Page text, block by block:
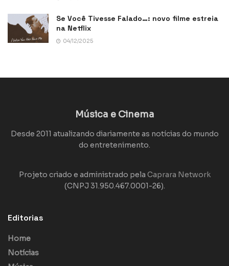
Se Você Tivesse Falado…: novo filme estreia
na Netflix
04/12/2025
Música e Cinema
Desde 2011 atualizando diariamente as notícias do mundo
do entretenimento.
Projeto criado e administrado pela Caprara Network
(CNPJ 31.950.467.0001-26).
Editorias
Home
Notícias